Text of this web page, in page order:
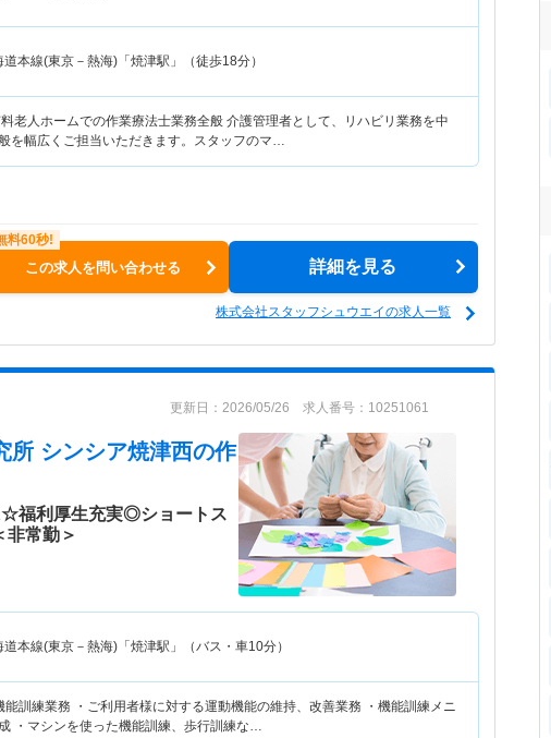
道本線(東京－熱海)「焼津駅」（徒歩18分）
料老人ホームでの作業療法士業務全般 介護管理者として、リハビリ業務を中
を幅広くご担当いただきます。スタッフのマ…
この求人を問い合わせる 詳細を見る
株式会社スタッフシュウエイの求人一覧
更新日：2026/05/26 求人番号：10251061
所 シンシア焼津西の作
福利厚生充実◎ショートス
非常勤＞
道本線(東京－熱海)「焼津駅」（バス・車10分）
訓練業務 ・ご利用者様に対する運動機能の維持、改善業務 ・機能訓練メニ
・マシンを使った機能訓練、歩行訓練な…